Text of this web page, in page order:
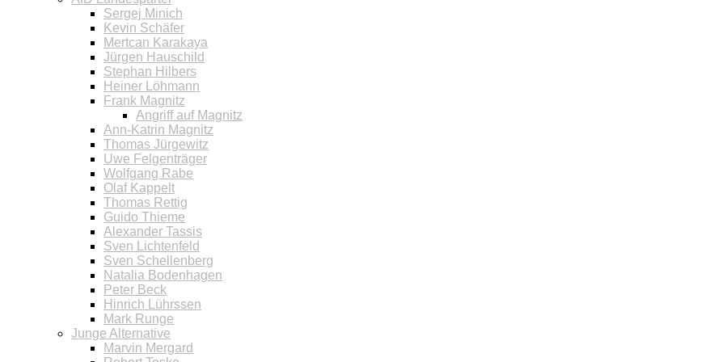
Sergej Minich
Kevin Schäfer
Mertcan Karakaya
Jürgen Hauschild
Stephan Hilbers
Heiner Löhmann
Frank Magnitz
Angriff auf Magnitz
Ann-Katrin Magnitz
Thomas Jürgewitz
Uwe Felgenträger
Wolfgang Rabe
Olaf Kappelt
Thomas Rettig
Guido Thieme
Alexander Tassis
Sven Lichtenfeld
Sven Schellenberg
Natalia Bodenhagen
Peter Beck
Hinrich Lührssen
Mark Runge
Junge Alternative
Marvin Mergard